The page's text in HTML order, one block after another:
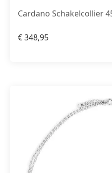
Cardano Schakelcollier
€348,95